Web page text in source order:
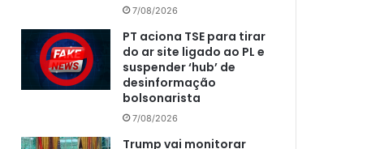
7/08/2026
PT aciona TSE para tirar
do ar site ligado ao PL e
suspender ‘hub’ de
desinformação
bolsonarista
7/08/2026
Trump vai monitorar